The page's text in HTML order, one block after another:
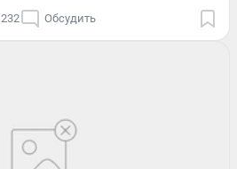
232 Обсудить